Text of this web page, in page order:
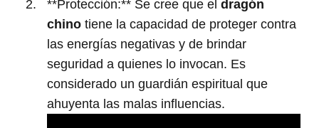
**Protección:** Se cree que el dragón
chino tiene la capacidad de proteger contra
las energías negativas y de brindar
seguridad a quienes lo invocan. Es
considerado un guardián espiritual que
ahuyenta las malas influencias.